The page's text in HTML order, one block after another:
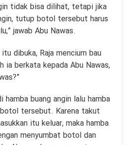
tidak bisa dilihat, tetapi jika
tutup botol tersebut harus
jawab Abu Nawas.
dibuka, Raja mencium bau
ia berkata kepada Abu Nawas,
hamba buang angin lalu hamba
tersebut. Karena takut
itu keluar, maka hamba
menyumbat botol dan